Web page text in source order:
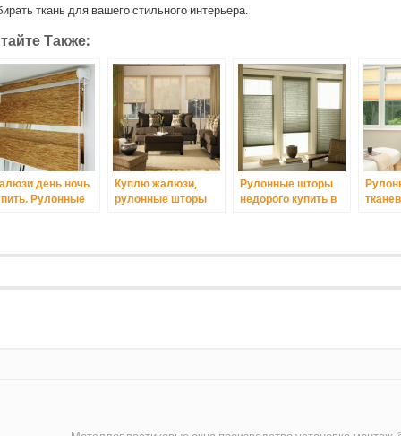
ткань для вашего стильного интерьера.
Также:
день ночь
Рулонные
Куплю жалюзи,
рулонные шторы
Рулонные шторы
недорого купить в